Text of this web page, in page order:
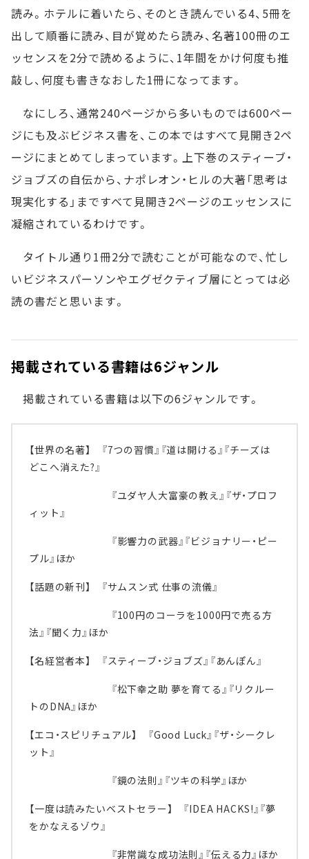
読み。ホテルに着いたら、そのとき読んでいる4、5冊を
出して順番に読み、目が覚めたら読み、名著100冊のエ
ッセンスを2分で読めるように、1年間をかけ何度も推
敲し、何度も書きなおした1冊になってます。
なにしろ、通常240ページから多いものでは600ペー
ジにも及ぶビジネス書を、この本ではすべて見開き2ペ
ージにまとめてしまっています。上下巻のスティーブ・
ジョブズの自伝から、ナポレオン・ヒルの大著「思考は
現実化する」まですべて見開き2ページのエッセンスに
凝縮されているわけです。
タイトル通り1冊2分で読むことが可能なので、忙し
いビジネスパーソンやエグゼクティブ層にとっては必
読の書だと思います。
掲載されている書籍は6ジャンル
掲載されている書籍は以下の6ジャンルです。
【世界の名著】 『7つの習慣』『道は開ける』『チーズは
どこへ消えた?』
『ユダヤ人大富豪の教え』『ザ・プロフ
ィット』
『影響力の武器』『ビジョナリー・ピー
プル』ほか
【話題の新刊】 『サムスン式 仕事の流儀』
『100円のコーラを1000円で売る方
法』『聞く力』ほか
【名経営者本】 『スティーブ・ジョブズ』『あんぽん』
『松下幸之助 夢を育てる』『リクルー
トのDNA』ほか
【エコ・スピリチュアル】 『Good Luck』『ザ・シークレ
ット』
『鏡の法則』『ツキの科学』ほか
【一度は読みたいベストセラー】 『IDEA HACKS!』『夢
をかなえるゾウ』
『非常識な成功法則』『伝える力』ほか